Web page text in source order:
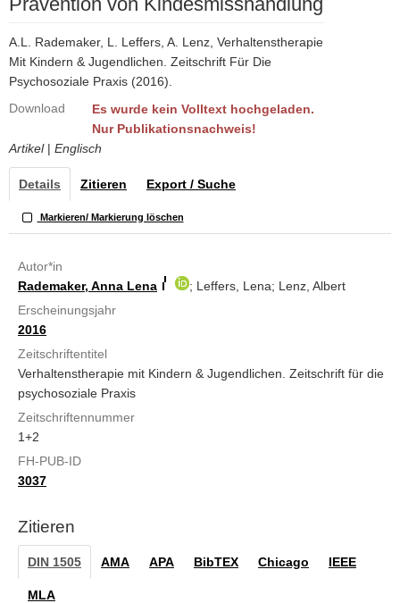
A.L. Rademaker, L. Leffers, A. Lenz, Verhaltenstherapie
Mit Kindern & Jugendlichen. Zeitschrift Für Die
Psychosoziale Praxis (2016).
Download
Es wurde kein Volltext hochgeladen.
Nur Publikationsnachweis!
Artikel| Englisch
Details Zitieren Export / Suche
Markieren/ Markierung löschen
Autor*in
Rademaker, Anna Lena
; Leffers, Lena; Lenz, Albert
Erscheinungsjahr
2016
Zeitschriftentitel
Verhaltenstherapie mit Kindern & Jugendlichen. Zeitschrift für die
psychosoziale Praxis
Zeitschriftennummer
1+2
FH-PUB-ID
3037
Zitieren
DIN 1505 AMA APA BibTEX Chicago IEEE
MLA